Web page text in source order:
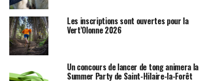
Les inscriptions sont ouvertes pour la
Vert’Olonne 2026
Un concours de lancer de tong animera la
Summer Party de Saint-Hilaire-la-Forêt